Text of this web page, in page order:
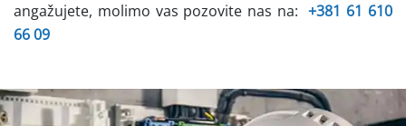
angažujete, molimo vas pozovite nas na: +381 61 610
66 09